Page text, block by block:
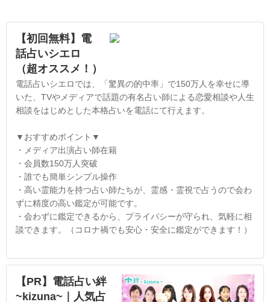
【初回無料】電
話占いシエロ
（超オススメ！）
電話占いシエロでは、「驚異の的中率」で150万人を幸せに導
いた、TVやメディアで話題の有名占い師による恋愛相談や人生
相談をはじめとした本格占いを電話にて行えます。
▼おすすめポイント▼
・メディア出演占い師在籍
・会員数150万人突破
・誰でも簡単シンプル操作
・高い霊能力を持つ占い師たちが、霊感・霊視で占うので会わ
ずに精度の高い鑑定が可能です。
・会わずに鑑定できるから、プライバシーが守られ、気軽に相
談できます。（コロナ禍でも安心・安全に鑑定ができます！）
【PR】電話占い絆
~kizuna~｜人気占